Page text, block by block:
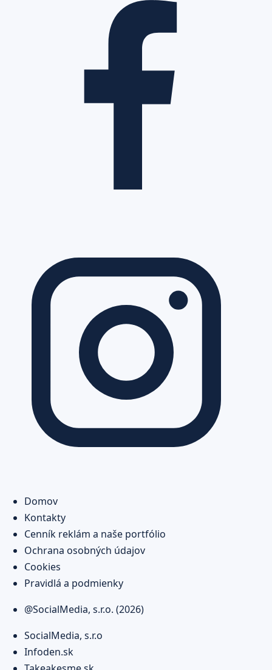
Domov
Kontakty
Cenník reklám a naše portfólio
Ochrana osobných údajov
Cookies
Pravidlá a podmienky
@SocialMedia, s.r.o. (2026)
SocialMedia, s.r.o
Infoden.sk